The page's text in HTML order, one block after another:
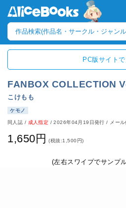
PC版サイト
FANBOX COLLECTION
こけもも
ケモノ
同人誌 / 成人指定 /2026年04月19日発行 / メー
1,650円 (税抜:1,500円)
(左右スワイプでサンプ